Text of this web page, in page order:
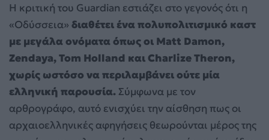
Η κριτική του Guardian εστιάζει στο γεγονός ότι η
«Οδύσσεια» διαθέτει ένα πολυπολιτισμικό καστ
με μεγάλα ονόματα όπως οι Matt Damon,
Zendaya, Tom Holland και Charlize Theron,
χωρίς ωστόσο να περιλαμβάνει ούτε μία
ελληνική παρουσία. Σύμφωνα με τον
αρθρογράφο, αυτό ενισχύει την αίσθηση πως οι
αρχαιοελληνικές αφηγήσεις θεωρούνται μέρος της